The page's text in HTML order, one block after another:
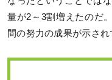
量が2～3割増えたのだ
間の努力の成果が示され